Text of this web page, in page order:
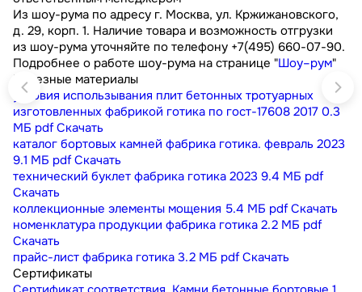
Из шоу-рума по адресу г. Москва, ул. Кржижановского,
д. 29, корп. 1. Наличие товара и возможность отгрузки
из шоу-рума уточняйте по телефону +7(495) 660-07-90.
Подробнее о работе шоу-рума на странице "Шоу–рум"
Полезные материалы
условия использывания плит бетонных тротуарных
изготовленных фабрикой готика по гост-17608 2017 0.3
МБ pdf Скачать
каталог бортовых камней фабрика готика. февраль 2023
9.1 МБ pdf Скачать
технический буклет фабрика готика 2023 9.4 МБ pdf
Скачать
коллекционные элементы мощения 5.4 МБ pdf Скачать
номенклатура продукции фабрика готика 2.2 МБ pdf
Скачать
прайс-лист фабрика готика 3.2 МБ pdf Скачать
Сертификаты